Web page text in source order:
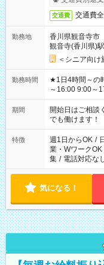
交通費 交通費
勤務地
香川県観音寺市
観音寺(香川県)駅
＜シニア向け
勤務時間
★1日4時間～の時短シフトOK ★
～16:00 9:00～
の場合、他のお
せん ※法令に基
象となります ※
り、短時間・短
期間
開始日はご相
でも働けます！
特徴 週1日からOK /
業・WワークOK
集 / 電話対応な
気になる！